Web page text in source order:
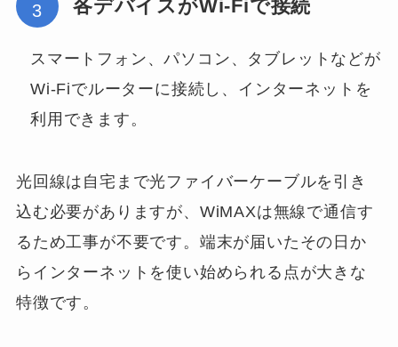
各デバイスがWi-Fiで接続
スマートフォン、パソコン、タブレットなどが
Wi-Fiでルーターに接続し、インターネットを
利用できます。
光回線は自宅まで光ファイバーケーブルを引き
込む必要がありますが、WiMAXは無線で通信す
るため工事が不要です。端末が届いたその日か
らインターネットを使い始められる点が大きな
特徴です。